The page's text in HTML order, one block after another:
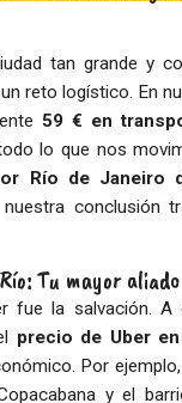
tan grande y
reto logístico. En
59 € en
lo que nos
Río de Janeiro
conclusión
Tu mayor aliado
fue la salvación. A
precio de Uber
Por
y el